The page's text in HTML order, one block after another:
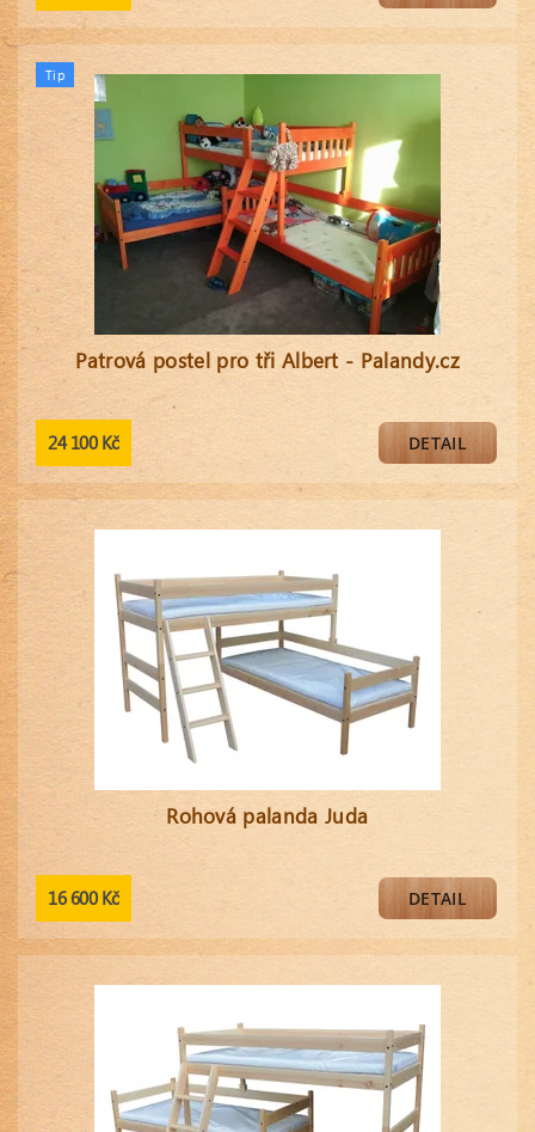
Tip
Patrová postel pro tři Albert - Palandy.cz
24 100 Kč DETAIL
Rohová palanda Juda
16 600 Kč DETAIL